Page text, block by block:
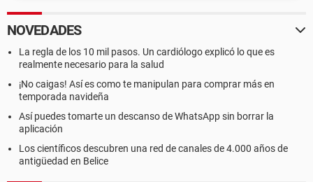
NOVEDADES
La regla de los 10 mil pasos. Un cardiólogo explicó lo que es
realmente necesario para la salud
¡No caigas! Así es como te manipulan para comprar más en
temporada navideña
Así puedes tomarte un descanso de WhatsApp sin borrar la
aplicación
Los científicos descubren una red de canales de 4.000 años de
antigüedad en Belice